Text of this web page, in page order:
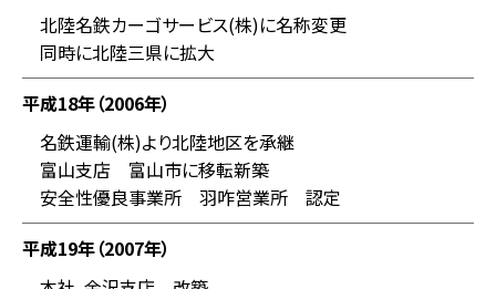
北陸名鉄カーゴサービス(株)に名称変更
同時に北陸三県に拡大
平成18年（2006年）
名鉄運輸(株)より北陸地区を承継
富山支店 富山市に移転新築
安全性優良事業所 羽咋営業所 認定
平成19年（2007年）